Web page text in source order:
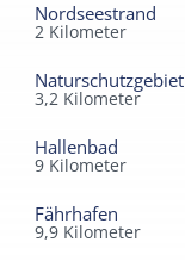
Nordseestrand
2 Kilometer
3,2 Kilometer
Hallenbad
9 Kilometer
Fährhafen
9,9 Kilometer